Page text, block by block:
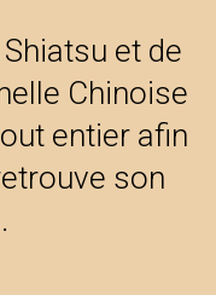
et de
Chinoise
entier afin
son